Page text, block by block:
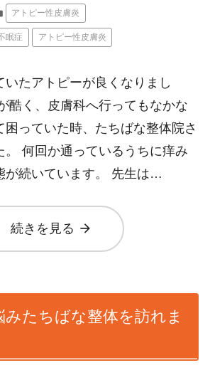
アトピー性皮膚炎
眠症 アトピー性皮膚炎
いたアトピーが良くなりまし
酷く、皮膚科へ行ってもなかな
困っていた時、たちばな整体院さ
。 何回か通っているうちに痒み
が続いています。 先生は…
続きを見る arrow_forward
みたちばな整体を訪れま